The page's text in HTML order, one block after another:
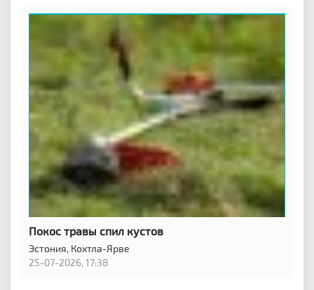
Покос травы спил кустов
Эстония, Кохтла-Ярве
25-07-2026, 17:38